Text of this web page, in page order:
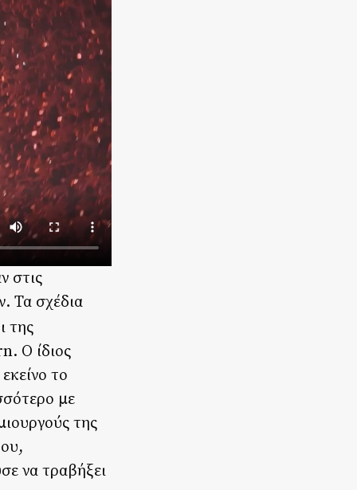
στις
Τα σχέδια
της
Ο ίδιος
το
με
της
να τραβήξει